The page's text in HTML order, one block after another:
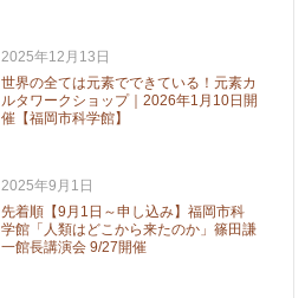
2025年12月13日
世界の全ては元素でできている！元素カ
ルタワークショップ｜2026年1月10日開
催【福岡市科学館】
2025年9月1日
先着順【9月1日～申し込み】福岡市科
学館「人類はどこから来たのか」篠田謙
一館長講演会 9/27開催